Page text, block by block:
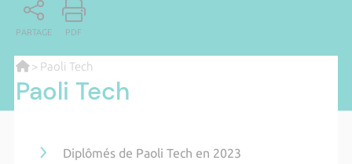
PARTAGE PDF
> Paoli Tech
Paoli Tech
Diplômés de Paoli Tech en 2023